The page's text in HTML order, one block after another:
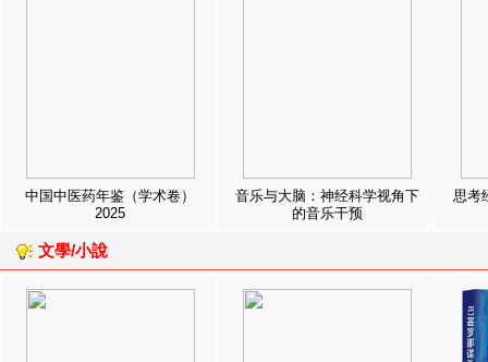
中国中医药年鉴（学术卷）
2025
音乐与大脑：神经科学视角下
的音乐干预
思考
文學/小說